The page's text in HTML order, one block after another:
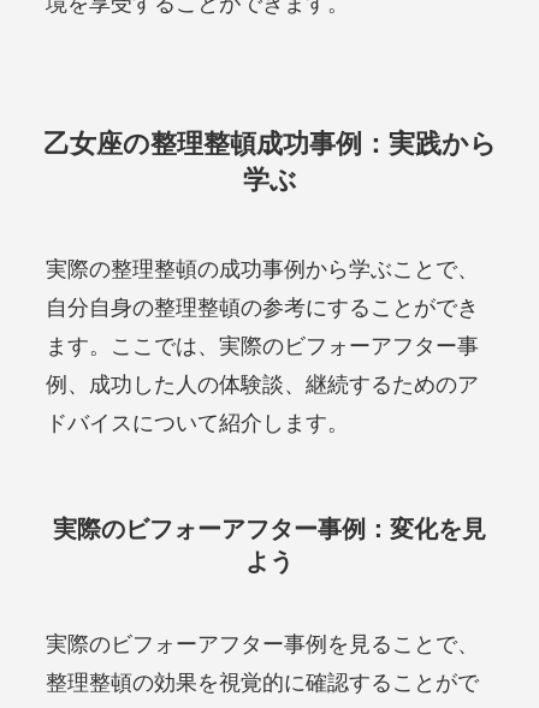
乙女座の整理整頓成功事例：実践から
学ぶ
実際の整理整頓の成功事例から学ぶことで、
自分自身の整理整頓の参考にすることができ
ます。ここでは、実際のビフォーアフター事
例、成功した人の体験談、継続するためのア
ドバイスについて紹介します。
実際のビフォーアフター事例：変化を見
よう
実際のビフォーアフター事例を見ることで、
整理整頓の効果を視覚的に確認することがで